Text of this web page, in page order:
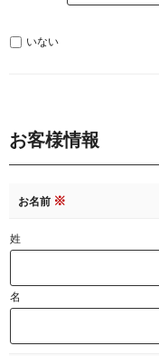
いない
お客様情報
お名前 ※
姓
名